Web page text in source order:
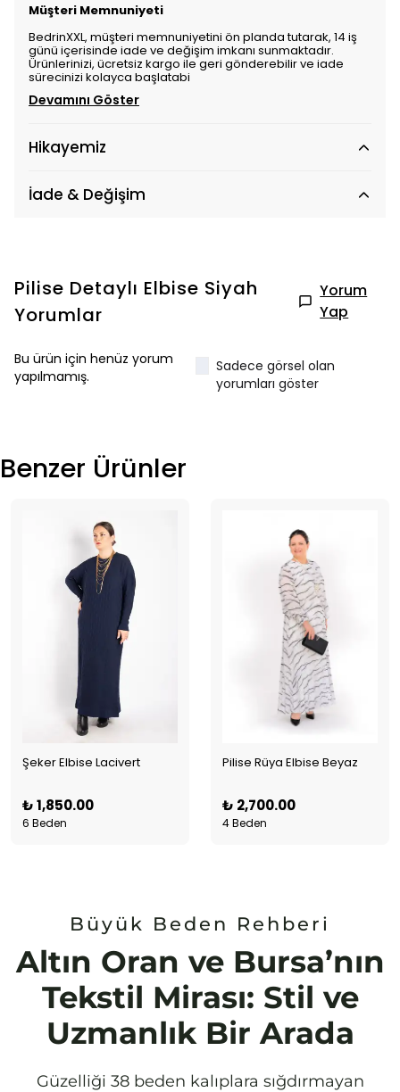
Müşteri Memnuniyeti
BedrinXXL, müşteri memnuniyetini ön planda tutarak, 14 iş
günü içerisinde iade ve değişim imkanı sunmaktadır.
Ürünlerinizi, ücretsiz kargo ile geri gönderebilir ve iade
sürecinizi kolayca başlatabi
Devamını Göster
Hikayemiz
İade & Değişim
Pilise Detaylı Elbise Siyah
Yorumlar
Yorum
Yap
Bu ürün için henüz yorum
yapılmamış.
Sadece görsel olan
yorumları göster
Benzer Ürünler
Şeker Elbise Lacivert
₺ 1,850.00
6 Beden
Pilise Rüya Elbise Beyaz
₺ 2,700.00
4 Beden
Büyük Beden Rehberi
Altın Oran ve Bursa’nın
Tekstil Mirası: Stil ve
Uzmanlık Bir Arada
Güzelliği 38 beden kalıplara sığdırmayan